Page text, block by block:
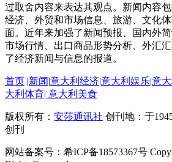
过取舍内容来表达其观点。新闻内容包
经济、外贸和市场信息、旅游、文化
面。近年来加强了新闻预报、国内外
市场行情、出口商品形势分析、外汇
了经济新闻与信息的报道。
首页 |新闻|意大利经济|意大利娱乐|意
大利体育| 意大利美食
版权所有： 安莎通讯社 创刊地：于
创刊
网站备案号：希ICP备18573367号